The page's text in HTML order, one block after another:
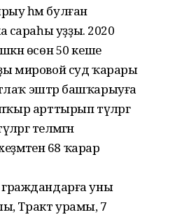
һәм булған
сараһы уҙҙы. 2020
өсөн 50 кеше
мировой суд ҡарары
эштәр башҡарыуға
арттырып түләргә
теләмәгән
68 ҡарар
граждандарға уны
Тракт урамы, 7